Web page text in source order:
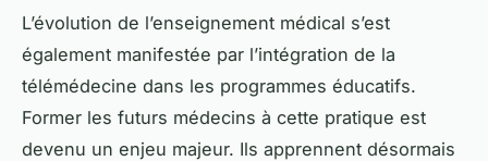
L’évolution de l’enseignement médical s’est
également manifestée par l’intégration de la
télémédecine dans les programmes éducatifs.
Former les futurs médecins à cette pratique est
devenu un enjeu majeur. Ils apprennent désormais